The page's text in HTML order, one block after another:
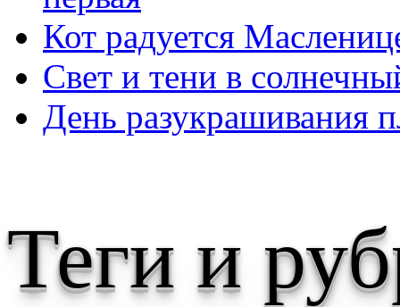
Кот радуется
Свет и тени в
День разукрашивания
Теги и